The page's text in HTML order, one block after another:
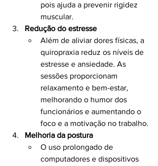
pois ajuda a prevenir rigidez
muscular.
Redução do estresse
Além de aliviar dores físicas, a
quiropraxia reduz os níveis de
estresse e ansiedade. As
sessões proporcionam
relaxamento e bem-estar,
melhorando o humor dos
funcionários e aumentando o
foco e a motivação no trabalho.
Melhoria da postura
O uso prolongado de
computadores e dispositivos